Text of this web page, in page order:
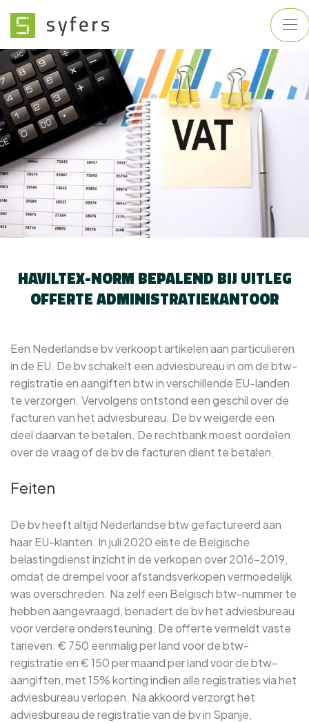
HAVILTEX-NORM BEPALEND BIJ UITLEG
OFFERTE ADMINISTRATIEKANTOOR
Een Nederlandse bv verkoopt artikelen aan particulieren
in de EU. De bv schakelt een adviesbureau in om de btw-
registratie en aangiften btw in verschillende EU-landen
te verzorgen. Vervolgens ontstond een geschil over de
facturen van het adviesbureau. De bv weigerde een
deel daarvan te betalen. De rechtbank moest oordelen
over de vraag of de bv de facturen dient te betalen.
Feiten
De bv heeft altijd Nederlandse btw gefactureerd aan
haar EU-klanten. In juli 2020 eiste de Belgische
belastingdienst inzicht in de verkopen over 2016-2019,
omdat de drempel voor afstandsverkopen vermoedelijk
was overschreden. Na zelf een Belgisch btw-nummer te
hebben aangevraagd, benadert de bv het adviesbureau
voor verdere ondersteuning. De offerte vermeldt vaste
tarieven: € 750 eenmalig per land voor de btw-
registratie en € 150 per maand per land voor de btw-
aangiften, met 15% korting indien alle registraties via het
adviesbureau verlopen. Na akkoord verzorgt het
adviesbureau de registratie van de bv in Spanje,